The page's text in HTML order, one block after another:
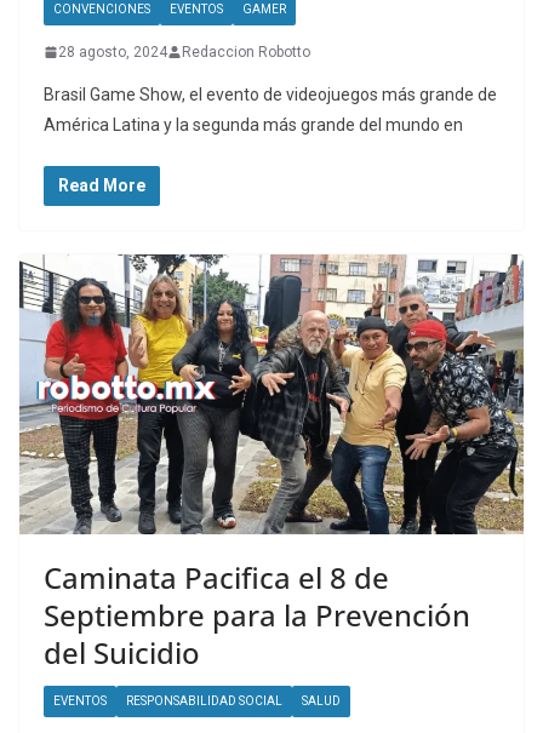
CONVENCIONES EVENTOS GAMER
28 agosto, 2024 Redaccion Robotto
Brasil Game Show, el evento de videojuegos más grande de
América Latina y la segunda más grande del mundo en
Read More
Caminata Pacifica el 8 de
Septiembre para la Prevención
del Suicidio
EVENTOS RESPONSABILIDAD SOCIAL SALUD